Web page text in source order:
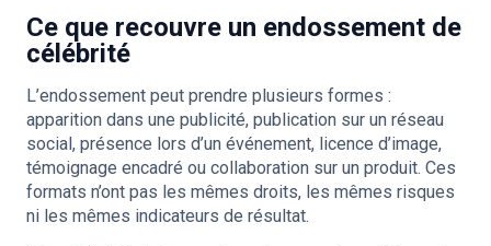
Ce que recouvre un endossement de
célébrité
L’endossement peut prendre plusieurs formes :
apparition dans une publicité, publication sur un réseau
social, présence lors d’un événement, licence d’image,
témoignage encadré ou collaboration sur un produit. Ces
formats n’ont pas les mêmes droits, les mêmes risques
ni les mêmes indicateurs de résultat.